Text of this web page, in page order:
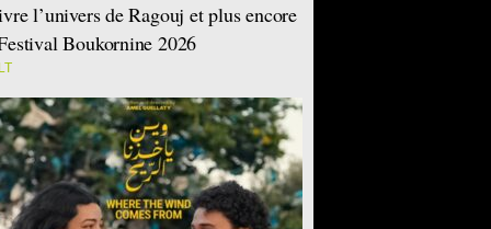
l’univers de Ragouj et plus encore
Boukornine 2026